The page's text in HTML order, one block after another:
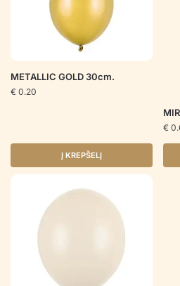
METALLIC GOLD 30cm.
€ 0.20
Į KREPŠELĮ
€